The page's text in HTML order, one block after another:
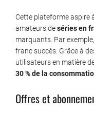
Cette plateforme aspire
amateurs deséries en
marquants. Par
franc succès. Grâce à
utilisateurs en matière
30 % de la
Offres et